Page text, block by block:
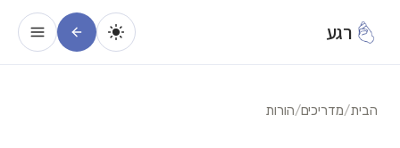
רגע
הבית/מדריכים/הורות